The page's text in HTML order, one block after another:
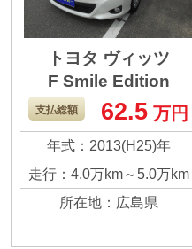
トヨタ ヴィッツ
F Smile Edition
走りも軽四よりは良
く、やはりこのサイ
ズの走り心地は良か
ったです。 キズ等も
ありますが、走行距
離は少なめなので、
支払総額 62.5 万円
年式：2013(H25)年
走行：4.0万km～5.0万km
所在地：広島県